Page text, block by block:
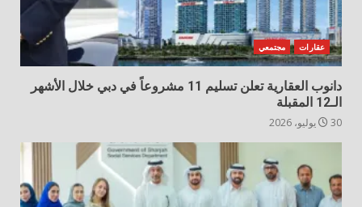
عقارات مجتمعي
دانوب العقارية تعلن تسليم 11 مشروعاً في دبي خلال الأشهر
الـ12 المقبلة
30 يوليو، 2026